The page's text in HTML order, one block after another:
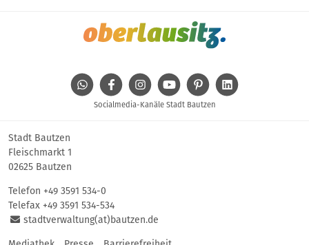
WhatsAppFacebookInstagramYoutube Pinterest
Socialmedia-Kanäle Stadt Bautzen
Stadt Bautzen
Fleischmarkt 1
02625 Bautzen
Telefon +49 3591 534-0
Telefax +49 3591 534-534
stadtverwaltung(at)bautzen.de